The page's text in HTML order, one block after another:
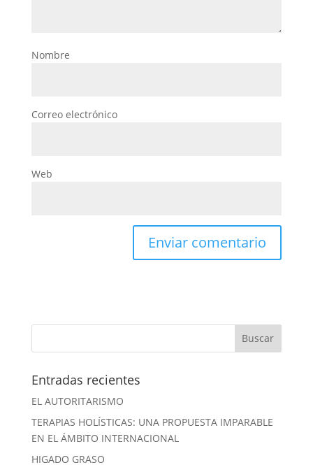
Nombre
Correo electrónico
Web
Entradas recientes
EL AUTORITARISMO
TERAPIAS HOLÍSTICAS: UNA PROPUESTA IMPARABLE
EN EL ÁMBITO INTERNACIONAL
HIGADO GRASO